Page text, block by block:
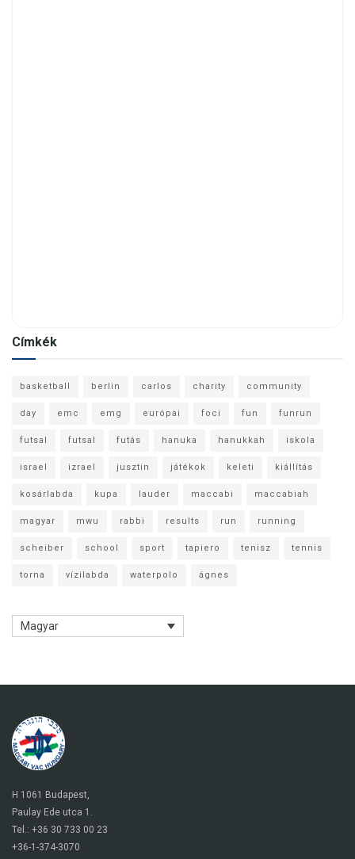
Címkék
basketball berlin carlos charity community
day emc emg európai foci fun funrun
futsal futsal futás hanuka hanukkah iskola
israel izrael jusztin játékok keleti kiállítás
kosárlabda kupa lauder maccabi maccabiah
magyar mwu rabbi results run running
scheiber school sport tapiero tenisz tennis
torna vízilabda waterpolo ágnes
Magyar
H 1061 Budapest,
Paulay Ede utca 1.
Tel.: +36 30 733 00 23
+36-1-374-3070